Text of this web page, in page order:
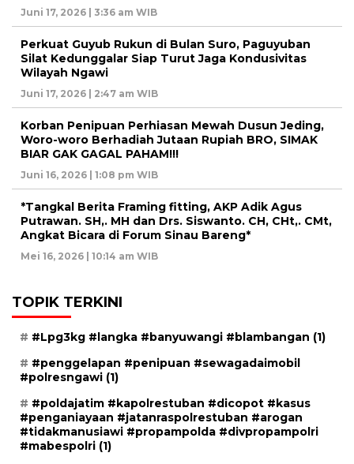
Juni 17, 2026 | 3:36 am WIB
Perkuat Guyub Rukun di Bulan Suro, Paguyuban
Silat Kedunggalar Siap Turut Jaga Kondusivitas
Wilayah Ngawi
Juni 17, 2026 | 2:47 am WIB
Korban Penipuan Perhiasan Mewah Dusun Jeding,
Woro-woro Berhadiah Jutaan Rupiah BRO, SIMAK
BIAR GAK GAGAL PAHAM!!!
Juni 16, 2026 | 1:08 pm WIB
*Tangkal Berita Framing fitting, AKP Adik Agus
Putrawan. SH,. MH dan Drs. Siswanto. CH, CHt,. CMt,
Angkat Bicara di Forum Sinau Bareng*
Mei 16, 2026 | 10:14 am WIB
TOPIK TERKINI
#Lpg3kg #langka #banyuwangi #blambangan (1)
#penggelapan #penipuan #sewagadaimobil
#polresngawi (1)
#poldajatim #kapolrestuban #dicopot #kasus
#penganiayaan #jatanraspolrestuban #arogan
#tidakmanusiawi #propampolda #divpropampolri
#mabespolri (1)